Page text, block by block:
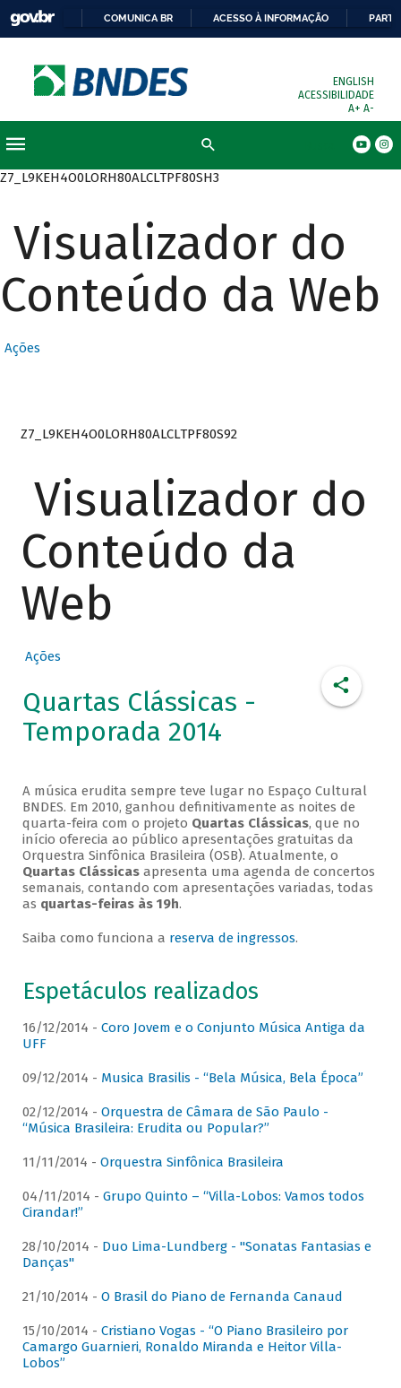
COMUNICA BR ACESSO À INFORMAÇÃO
ENGLISH
ACESSIBILIDADE
A+ A-
Z7_L9KEH4O0LORH80ALCLTPF80SH3
Visualizador do
Conteúdo da Web
Ações
Z7_L9KEH4O0LORH80ALCLTPF80S92
Visualizador do
Conteúdo da
Web
Ações
Quartas Clássicas -
Temporada 2014
A música erudita sempre teve lugar no Espaço Cultural
BNDES. Em 2010, ganhou definitivamente as noites de
quarta-feira com o projeto Quartas Clássicas, que no
início oferecia ao público apresentações gratuitas da
Orquestra Sinfônica Brasileira (OSB). Atualmente, o
Quartas Clássicasapresenta uma agenda de concertos
semanais, contando com apresentações variadas, todas
as quartas-feiras às 19h.
Saiba como funciona a reserva de ingressos.
Espetáculos realizados
16/12/2014 - Coro Jovem e o Conjunto Música Antiga da
UFF
09/12/2014 - Musica Brasilis - “Bela Música, Bela Época”
02/12/2014 - Orquestra de Câmara de São Paulo -
“Música Brasileira: Erudita ou Popular?”
11/11/2014 - Orquestra Sinfônica Brasileira
04/11/2014 - Grupo Quinto – “Villa-Lobos: Vamos todos
Cirandar!”
28/10/2014 - Duo Lima-Lundberg - "Sonatas Fantasias e
Danças"
21/10/2014 - O Brasil do Piano de Fernanda Canaud
15/10/2014 - Cristiano Vogas - “O Piano Brasileiro por
Camargo Guarnieri, Ronaldo Miranda e Heitor Villa-
Lobos”